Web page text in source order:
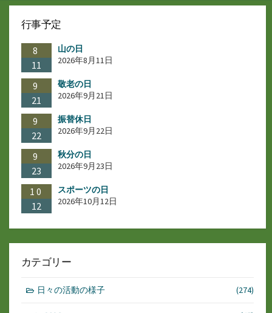
ー
送
り
行事予定
8
11
山の日
2026年8月11日
9
21
敬老の日
2026年9月21日
9
22
振替休日
2026年9月22日
9
23
秋分の日
2026年9月23日
10
12
スポーツの日
2026年10月12日
カテゴリー
日々の活動の様子 (274)